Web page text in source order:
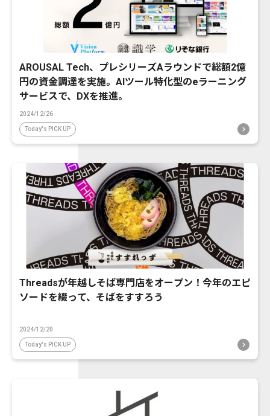
AROUSAL Tech、プレシリーズAラウンドで総額2億
円の資金調達を実施。AIツール特化型のeラーニング
サービスで、DXを推進。
2024/12/26
Today's PICK UP
Threadsが年越しそば専門店をオープン！今年のエピ
ソードを綴って、そばをすすろう
2024/12/20
Today's PICK UP